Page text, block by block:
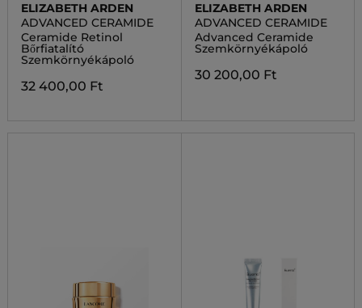
ELIZABETH ARDEN
ADVANCED CERAMIDE
Ceramide Retinol
Bőrfiatalító
Szemkörnyékápoló
32 400,00 Ft
ELIZABETH ARDEN
ADVANCED CERAMIDE
Advanced Ceramide
Szemkörnyékápoló
30 200,00 Ft